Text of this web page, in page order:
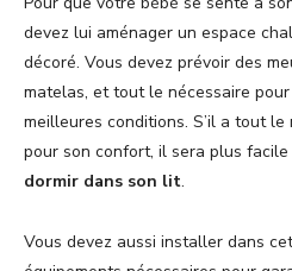
devez lui aménager un espace
décoré. Vous devez prévoir des
matelas, et tout le nécessaire
meilleures conditions. S’il a tout
pour son confort, il sera plus facile
dormir dans son lit.
Vous devez aussi installer dans